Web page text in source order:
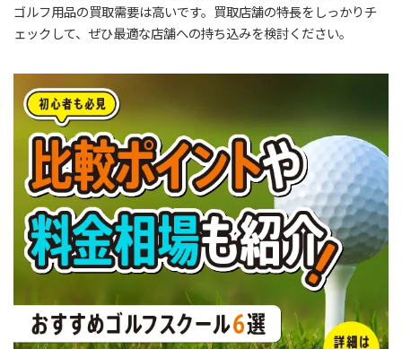
ゴルフ用品の買取需要は高いです。買取店舗の特長をしっかりチ
ェックして、ぜひ最適な店舗への持ち込みを検討ください。